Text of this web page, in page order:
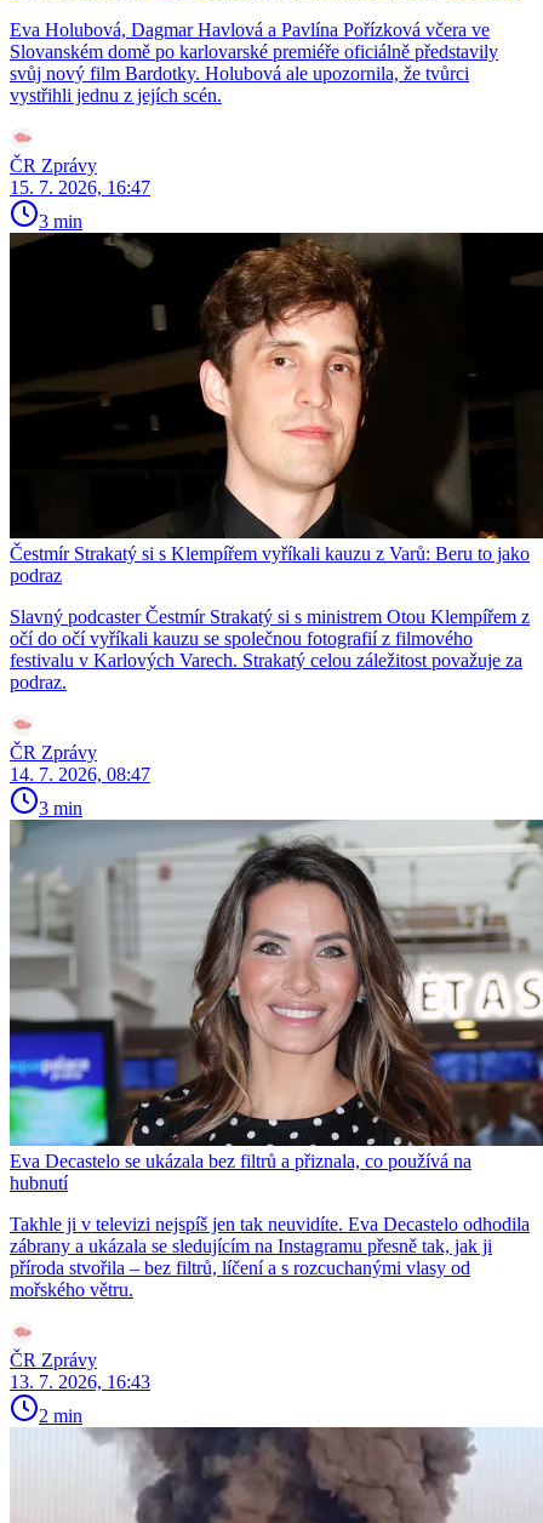
Eva Holubová, Dagmar Havlová a Pavlína Pořízková včera ve
Slovanském domě po karlovarské premiéře oficiálně představily
svůj nový film Bardotky. Holubová ale upozornila, že tvůrci
vystřihli jednu z jejích scén.
ČR Zprávy
15. 7. 2026, 16:47
3 min
Čestmír Strakatý si s Klempířem vyříkali kauzu z Varů: Beru to jako
podraz
Slavný podcaster Čestmír Strakatý si s ministrem Otou Klempířem z
očí do očí vyříkali kauzu se společnou fotografií z filmového
festivalu v Karlových Varech. Strakatý celou záležitost považuje za
podraz.
ČR Zprávy
14. 7. 2026, 08:47
3 min
Eva Decastelo se ukázala bez filtrů a přiznala, co používá na
hubnutí
Takhle ji v televizi nejspíš jen tak neuvidíte. Eva Decastelo odhodila
zábrany a ukázala se sledujícím na Instagramu přesně tak, jak ji
příroda stvořila – bez filtrů, líčení a s rozcuchanými vlasy od
mořského větru.
ČR Zprávy
13. 7. 2026, 16:43
2 min